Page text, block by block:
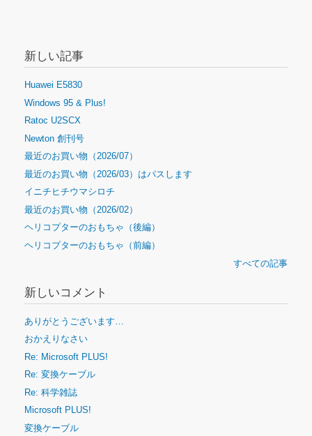
新しい記事
Huawei E5830
Windows 95 & Plus!
Ratoc U2SCX
Newton 創刊号
最近のお買い物（2026/07）
最近のお買い物（2026/03）はパスします
イニチヒチウマシロチ
最近のお買い物（2026/02）
ヘリコプターのおもちゃ（後編）
ヘリコプターのおもちゃ（前編）
すべての記事
新しいコメント
ありがとうございます…
おかえりなさい
Re: Microsoft PLUS!
Re: 変換ケーブル
Re: 科学雑誌
Microsoft PLUS!
変換ケーブル